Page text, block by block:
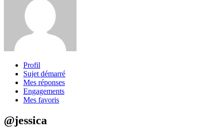
Profil
Sujet démarré
Mes réponses
Engagements
Mes favoris
@jessica